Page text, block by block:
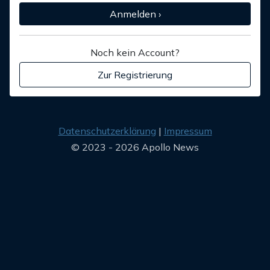
Anmelden ›
Noch kein Account?
Zur Registrierung
Datenschutzerklärung
Impressum
© 2023 - 2026 Apollo News